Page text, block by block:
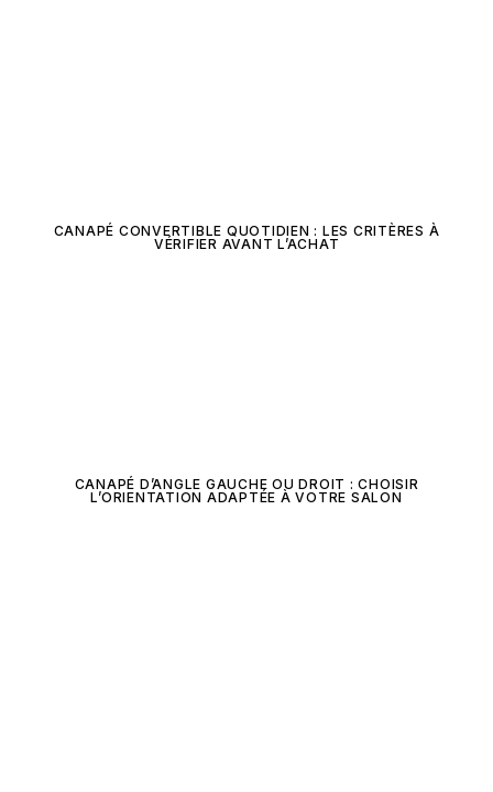
CANAPÉ CONVERTIBLE QUOTIDIEN : LES CRITÈRES À
VÉRIFIER AVANT L’ACHAT
CANAPÉ D’ANGLE GAUCHE OU DROIT : CHOISIR
L’ORIENTATION ADAPTÉE À VOTRE SALON